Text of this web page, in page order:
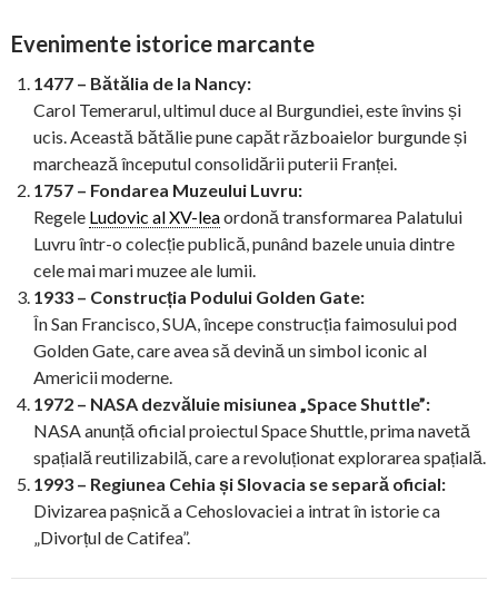
Evenimente istorice marcante
1477 – Bătălia de la Nancy:
Carol Temerarul, ultimul duce al Burgundiei, este învins și
ucis. Această bătălie pune capăt războaielor burgunde și
marchează începutul consolidării puterii Franței.
1757 – Fondarea Muzeului Luvru:
Regele Ludovic al XV-leaordonă transformarea Palatului
Luvru într-o colecție publică, punând bazele unuia dintre
cele mai mari muzee ale lumii.
1933 – Construcția Podului Golden Gate:
În San Francisco, SUA, începe construcția faimosului pod
Golden Gate, care avea să devină un simbol iconic al
Americii moderne.
1972 – NASA dezvăluie misiunea „Space Shuttle”:
NASA anunță oficial proiectul Space Shuttle, prima navetă
spațială reutilizabilă, care a revoluționat explorarea spațială.
1993 – Regiunea Cehia și Slovacia se separă oficial:
Divizarea pașnică a Cehoslovaciei a intrat în istorie ca
„Divorțul de Catifea”.